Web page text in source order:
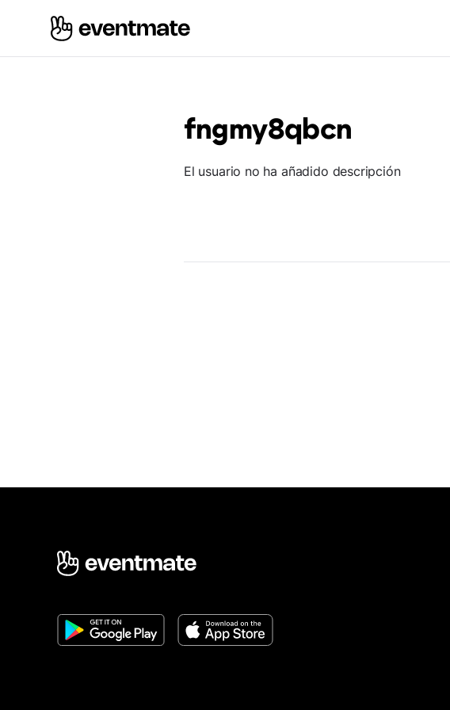
fngmy8qbcn
El usuario no ha añadido descripción